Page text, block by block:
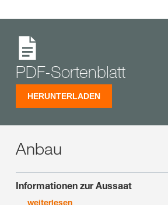
PDF-Sortenblatt
HERUNTERLADEN
Anbau
Informationen zur Aussaat
weiterlesen